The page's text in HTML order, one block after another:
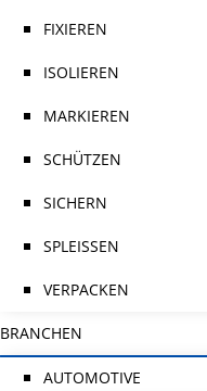
FIXIEREN
ISOLIEREN
MARKIEREN
SCHÜTZEN
SICHERN
SPLEISSEN
VERPACKEN
BRANCHEN
AUTOMOTIVE